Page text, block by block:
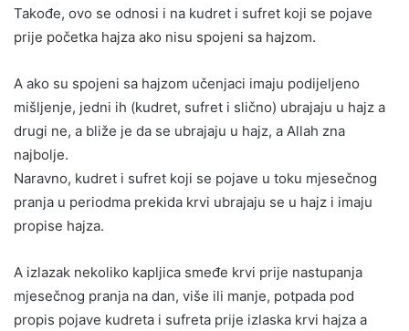
Takođe, ovo se odnosi i na kudret i sufret koji se pojave
prije početka hajza ako nisu spojeni sa hajzom.
A ako su spojeni sa hajzom učenjaci imaju podijeljeno
mišljenje, jedni ih (kudret, sufret i slično) ubrajaju u hajz a
drugi ne, a bliže je da se ubrajaju u hajz, a Allah zna
najbolje.
Naravno, kudret i sufret koji se pojave u toku mjesečnog
pranja u periodma prekida krvi ubrajaju se u hajz i imaju
propise hajza.
A izlazak nekoliko kapljica smeđe krvi prije nastupanja
mjesečnog pranja na dan, više ili manje, potpada pod
propis pojave kudreta i sufreta prije izlaska krvi hajza a